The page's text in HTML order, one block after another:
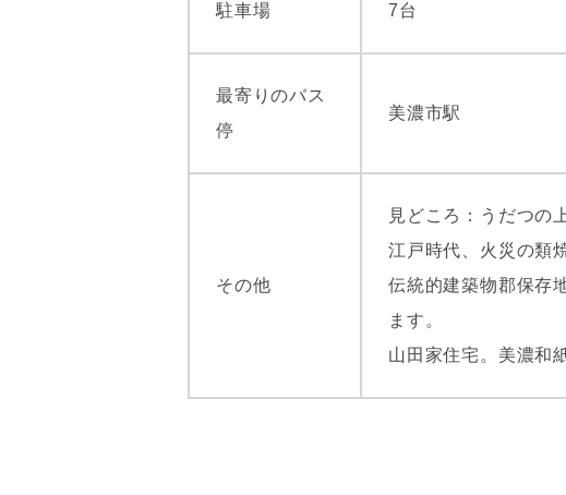
駐車場 7台
最寄りのバス
停
美濃市駅
その他
見どころ：うだつの
江戸時代、火災の類
伝統的建築物郡保存
ます。
山田家住宅。美濃和